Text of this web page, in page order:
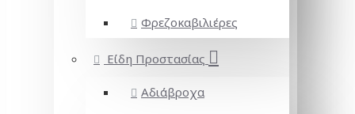
Φρεζοκαβιλιέρες
Είδη Προστασίας
Αδιάβροχα